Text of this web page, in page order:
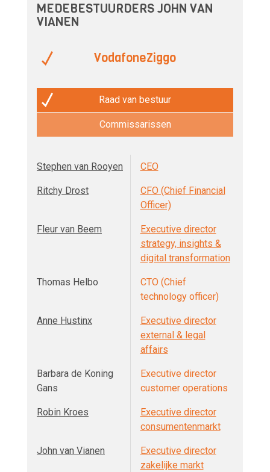
MEDEBESTUURDERS JOHN VAN
VIANEN
VodafoneZiggo
Raad van bestuur
Commissarissen
Stephen van Rooyen CEO
Ritchy Drost
CFO (Chief Financial
Officer)
Fleur van Beem
Executive director
strategy, insights &
digital transformation
Thomas Helbo
CTO (Chief
technology officer)
Anne Hustinx
Executive director
external & legal
affairs
Barbara de Koning
Gans
Executive director
customer operations
Robin Kroes
Executive director
consumentenmarkt
John van Vianen
Executive director
zakelijke markt